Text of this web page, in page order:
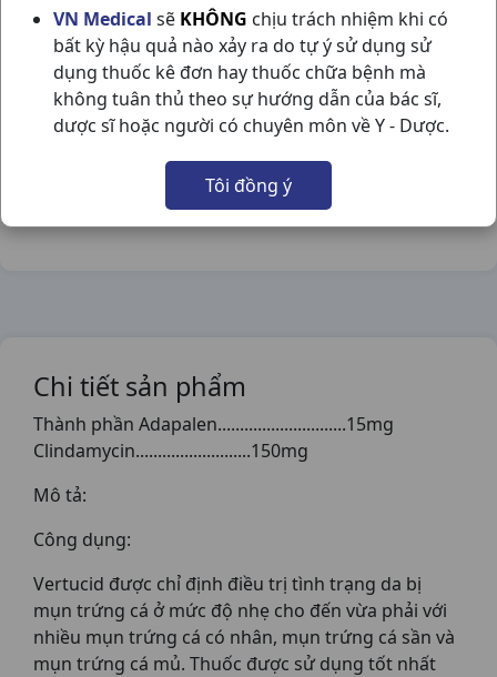
VN Medical sẽ KHÔNG chịu trách nhiệm khi có
bất kỳ hậu quả nào xảy ra do tự ý sử dụng sử
dụng thuốc kê đơn hay thuốc chữa bệnh mà
không tuân thủ theo sự hướng dẫn của bác sĩ,
dược sĩ hoặc người có chuyên môn về Y - Dược.
Tôi đồng ý
VERTUCID (PD) T15GR INDIA
NSX:India
Nhóm hàng:Thuốc Dùng Ngoài Da,
Chia sẻ qua mạng xã hội:
Chi tiết sản phẩm
Thành phần Adapalen.............................15mg
Clindamycin..........................150mg
Mô tả:
Công dụng:
Vertucid được chỉ định điều trị tình trạng da bị
mụn trứng cá ở mức độ nhẹ cho đến vừa phải với
nhiều mụn trứng cá có nhân, mụn trứng cá sần và
mụn trứng cá mủ. Thuốc được sử dụng tốt nhất